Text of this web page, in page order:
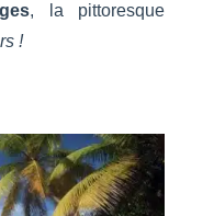
, la pittoresque
!